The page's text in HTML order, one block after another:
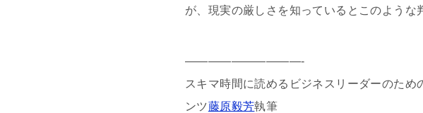
が、現実の厳しさを知っているとこのような
——————————-
スキマ時間に読めるビジネスリーダーのた
ンツ藤原毅芳執筆